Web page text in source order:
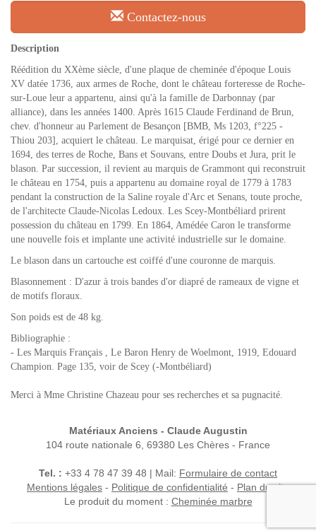
Contactez-nous
Description
Réédition du XXème siècle, d'une plaque de cheminée d'époque Louis
XV datée 1736, aux armes de Roche, dont le château forteresse de Roche-
sur-Loue leur a appartenu, ainsi qu'à la famille de Darbonnay (par
alliance), dans les années 1400. Après 1615 Claude Ferdinand de Brun,
chev. d'honneur au Parlement de Besançon [BMB, Ms 1203, f°225 -
Thiou 203], acquiert le château. Le marquisat, érigé pour ce dernier en
1694, des terres de Roche, Bans et Souvans, entre Doubs et Jura, prit le
blason. Par succession, il revient au marquis de Grammont qui reconstruit
le château en 1754, puis a appartenu au domaine royal de 1779 à 1783
pendant la construction de la Saline royale d'Arc et Senans, toute proche,
de l'architecte Claude-Nicolas Ledoux. Les Scey-Montbéliard prirent
possession du château en 1799. En 1864, Amédée Caron le transforme
une nouvelle fois et implante une activité industrielle sur le domaine.
Le blason dans un cartouche est coiffé d'une couronne de marquis.
Blasonnement : D'azur à trois bandes d'or diapré de rameaux de vigne et
de motifs floraux.
Son poids est de 48 kg.
Bibliographie :
- Les Marquis Français , Le Baron Henry de Woelmont, 1919, Edouard
Champion. Page 135, voir de Scey (-Montbéliard)
Merci à Mme Christine Chazeau pour ses recherches et sa pugnacité.
Matériaux Anciens - Claude Augustin
104 route nationale 6, 69380 Les Chères - France
Tel. : +33 4 78 47 39 48 | Mail: Formulaire de contact
Mentions légales - Politique de confidentialité - Plan du site
Le produit du moment : Cheminée marbre